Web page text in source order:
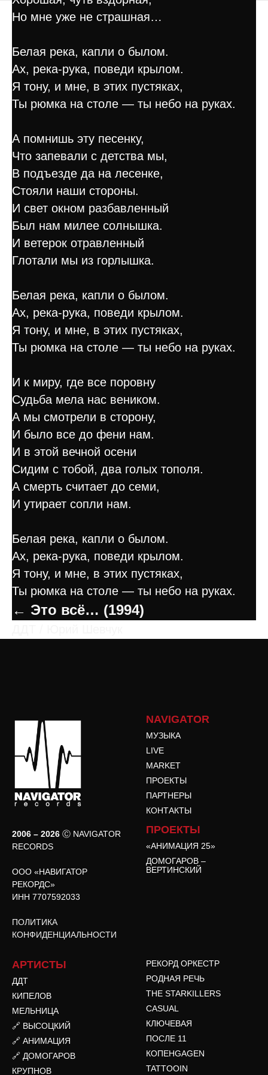
Но мне уже не страшная…
Белая река, капли о былом.
Ах, река-рука, поведи крылом.
Я тону, и мне, в этих пустяках,
Ты рюмка на столе — ты небо на руках.
А помнишь эту песенку,
Что запевали с детства мы,
В подъезде да на лесенке,
Стояли наши стороны.
И свет окном разбавленный
Был нам милее солнышка.
И ветерок отравленный
Глотали мы из горлышка.
Белая река, капли о былом.
Ах, река-рука, поведи крылом.
Я тону, и мне, в этих пустяках,
Ты рюмка на столе — ты небо на руках.
И к миру, где все поровну
Судьба мела нас веником.
А мы смотрели в сторону,
И было все до фени нам.
И в этой вечной осени
Сидим с тобой, два голых тополя.
А смерть считает до семи,
И утирает сопли нам.
Белая река, капли о былом.
Ах, река-рука, поведи крылом.
Я тону, и мне, в этих пустяках,
Ты рюмка на столе — ты небо на руках.
← Это всё… (1994)
2006 – 2026 Ⓒ NAVIGATOR
RECORDS
ООО «НАВИГАТОР
РЕКОРДС»
ИНН 7707592033
ПОЛИТИКА
КОНФИДЕНЦИАЛЬНОСТИ
NAVIGATOR
МУЗЫКА
LIVE
MARKET
ПРОЕКТЫ
ПАРТНЕРЫ
КОНТАКТЫ
ПРОЕКТЫ
«АНИМАЦИЯ 25»
ДОМОГАРОВ –
ВЕРТИНСКИЙ
АРТИСТЫ
ДДТ
КИПЕЛОВ
МЕЛЬНИЦА
🔗 ВЫСОЦКИЙ
🔗 АНИМАЦИЯ
🔗 ДОМОГАРОВ
КРУПНОВ
РЕКОРД ОРКЕСТР
РОДНАЯ РЕЧЬ
THE STARKILLERS
CASUAL
КЛЮЧЕВАЯ
ПОСЛЕ 11
КОПЕНGAGEN
TATTOOIN